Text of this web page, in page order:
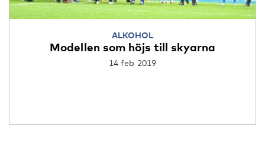
ALKOHOL
Modellen som höjs till skyarna
14 feb 2019